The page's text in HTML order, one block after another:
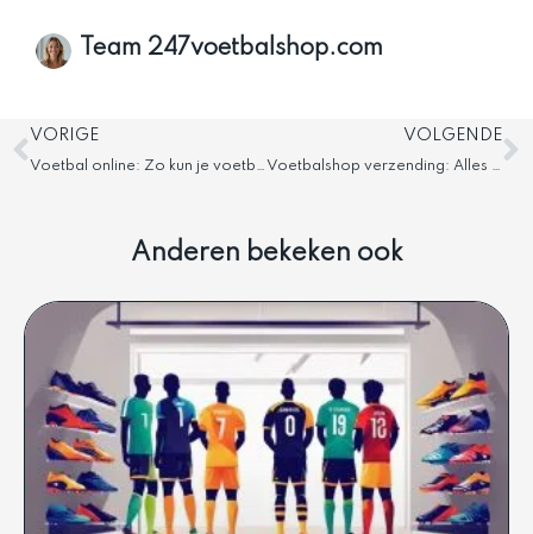
Team 247voetbalshop.com
Vorige
VORIGE
Voetbal online: Zo kun je voetbal online bekijken
VOLGENDE
Voetbalshop verzending: Alles over leveringen
Anderen bekeken ook